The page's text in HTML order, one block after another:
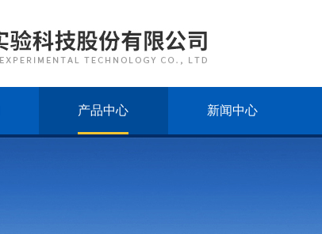
产品中心 新闻中心